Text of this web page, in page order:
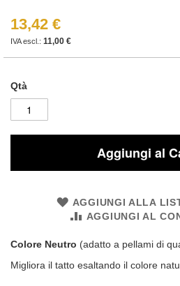
13,42 €
11,00 €
Qtà
Aggiungi al
AGGIUNGI ALLA
AGGIUNGI AL
Colore Neutro (adatto a pellami di
Migliora il tatto esaltando il colore